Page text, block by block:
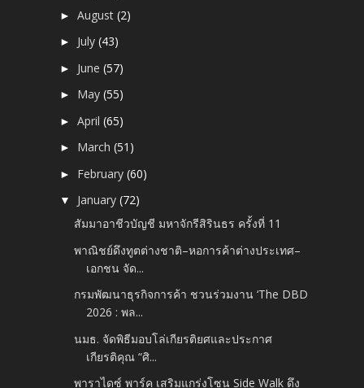
►August(2)
► July(43)
► June(57)
► May(55)
►April(65)
► March(51)
► February(60)
▼ January(72)
สัมมาอาชีวบัญชี มหาจักรีสิรินธร ครั้งที่ 11
พาณิชย์ดึงทูตต่างชาติ–หอการค้าต่างประเทศ–
เอกชน จัด...
กรมพัฒนาธุรกิจการค้า ชวนร่วมงาน ‘The DBD
2026 : พล...
นมธ. จัดพิธีมอบโล่เกียรติยศและประกาศ
เกียรติคุณ “ศิ...
พาราไดซ์ พาร์ค เสริมแกร่งโซน Side Walk ดึง